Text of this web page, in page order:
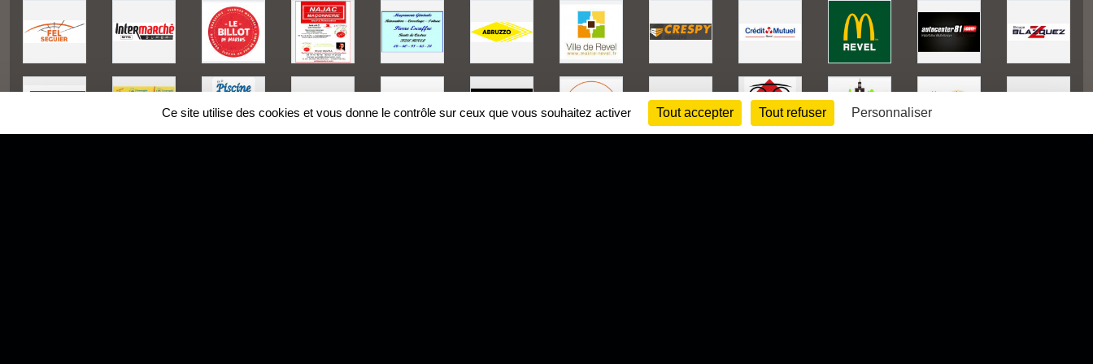
Ce site utilise des cookies et vous donne le contrôle sur ceux que vous souhaitez activer Tout accepter Tout refuser Personnaliser